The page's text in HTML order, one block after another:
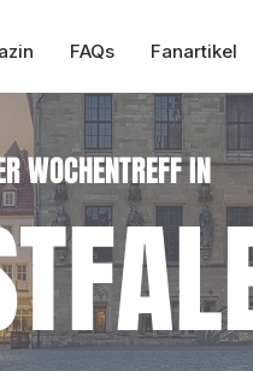
FAQs Fanartikel
WOCHENTREFF IN
WOCHENTREFF IN